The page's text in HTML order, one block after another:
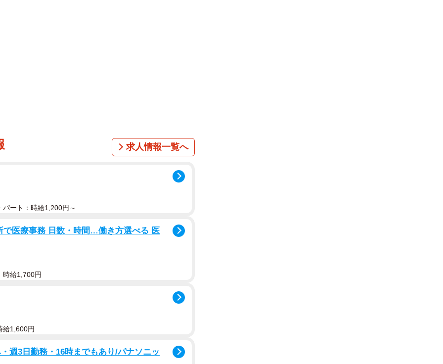
求人情報一覧へ
パート：時給1,200円～
で医療事務 日数・時間…働き方選べる 医
時給1,700円
給1,600円
週3日勤務・16時までもあり/パナソニッ